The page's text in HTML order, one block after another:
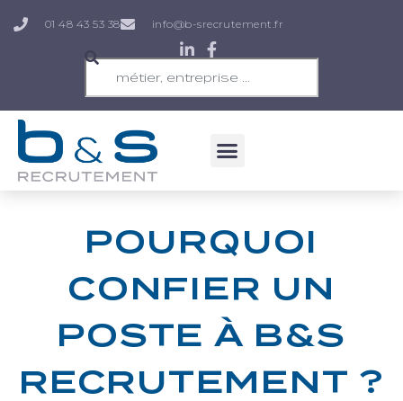
01 48 43 53 38 info@b-srecrutement.fr
POURQUOI
CONFIER UN
POSTE À B&S
RECRUTEMENT ?